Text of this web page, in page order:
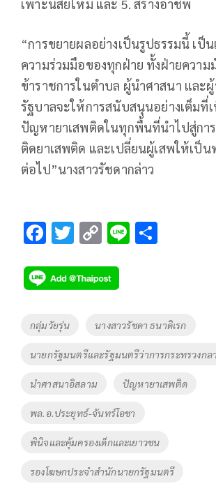
เพาะนิสัยใหม่ และ 5. สร้างอาชีพ
“การขยายผลอย่างเป็นรูปธรรมนี้ เป็
ความร่วมมือของทุกฝ่าย ทั้งฝ่ายความ
ข้าราชการในตำบล ผู้นำศาสนา และ
รัฐบาลจะให้การสนับสนุนอย่างเต็มที่
ปัญหายาเสพติดในทุกพื้นที่นำไปสู่กา
ติดยาเสพติด และเปลี่ยนผู้เสพให้เป็
ต่อไป”นางสาวรัชดากล่าว
F
e
b
o
o
k
T
tt
er
C
p
y
Li
n
k
Li
Tags
กลุ่มวัยรุ่น นางสาวรัชดา ธนาดิเรก
นายกรัฐมนตรีและรัฐมนตรีว่าการกระทรวงกล
นำศาสนาอิสลาม ปัญหายาเสพติด
พล.อ.ประยุทธ์-จันทร์โอชา
พินิจและคุ้มครองเด็กและเยาวชน
รองโฆษกประจำสำนักนายกรัฐมนตรี